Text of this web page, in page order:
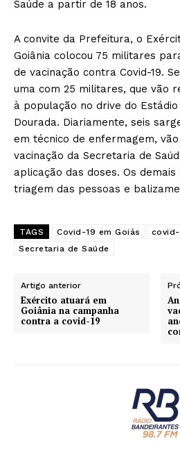
Saúde a partir de 18 anos.
A convite da Prefeitura, o
Goiânia colocou 75 militares
de vacinação contra Covid-19.
uma com 25 militares, que vão
à população no drive do
Dourada. Diariamente, seis
em técnico de enfermagem,
vacinação da Secretaria de
aplicação das doses. Os
triagem das pessoas e
TAGS Covid-19 em Goiás covid-
Secretaria de Saúde
Artigo anterior
Exército atuará em
Goiânia na campanha
contra a covid-19